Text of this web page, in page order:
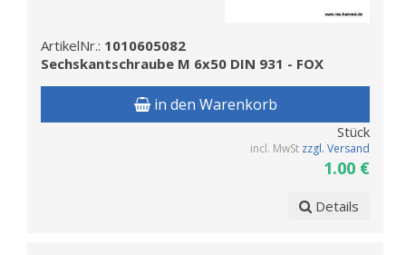
ArtikelNr.: 1010605082
Sechskantschraube M 6x50 DIN 931 - FOX
in den Warenkorb
Stück
incl. MwSt zzgl. Versand
1.00 €
Details